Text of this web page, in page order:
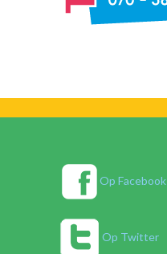
Op Facebook
Op Twitter